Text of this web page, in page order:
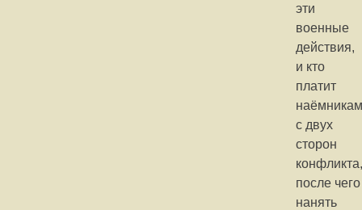
эти
военные
действия,
и кто
платит
с двух
сторон
после чего
нанять